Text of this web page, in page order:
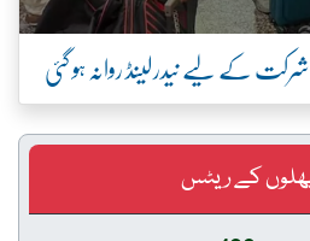
کے لیے نیدرلینڈ روانہ ہو گئی
کے ریٹس